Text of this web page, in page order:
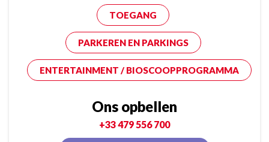
TOEGANG
PARKEREN EN PARKINGS
ENTERTAINMENT / BIOSCOOPPROGRAMMA
Ons opbellen
+33 479 556 700